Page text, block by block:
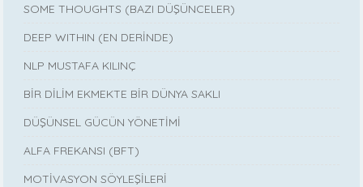
SOME THOUGHTS (BAZI DÜŞÜNCELER)
DEEP WITHIN (EN DERİNDE)
NLP MUSTAFA KILINÇ
BİR DİLİM EKMEKTE BİR DÜNYA SAKLI
DÜŞÜNSEL GÜCÜN YÖNETİMİ
ALFA FREKANSI (BFT)
MOTİVASYON SÖYLEŞİLERİ